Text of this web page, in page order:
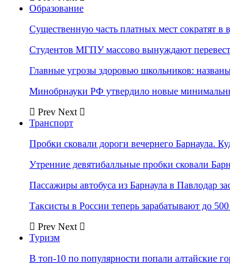
Образование
Существенную часть платных мест сократят в
Студентов МГПУ массово вынуждают
Главные угрозы здоровью школьников:
Минобрнауки РФ утвердило новые
Prev Next
Транспорт
Пробки сковали дороги вечернего Барнаула.
Утренние девятибалльные пробки сковали
Пассажиры автобуса из Барнаула в Павлодар
Таксисты в России теперь зарабатывают до
Prev Next
Туризм
В топ-10 по популярности попали алтайские